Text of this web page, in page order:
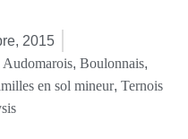
2015
Audomarois, Boulonnais,
en sol mineur, Ternois